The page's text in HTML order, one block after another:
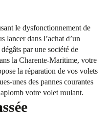
le dysfonctionnement de
lancer dans l’achat d’un
par une société de
la Charente-Maritime, votre
la réparation de vos volets
unes des pannes courantes
votre volet roulant.